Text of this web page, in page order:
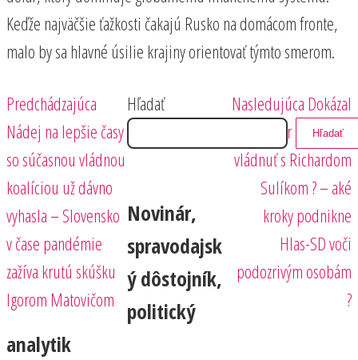
Keďže najväčšie ťažkosti čakajú Rusko na domácom fronte,
malo by sa hlavné úsilie krajiny orientovať týmto smerom.
Navigácia
v
článku
Predchádzajúci
príspevok
Predchádzajúca
Nádej na lepšie časy
so súčasnou vládnou
koalíciou už dávno
vyhasla – Slovensko
v čase pandémie
zažíva krutú skúšku
Igorom Matovičom
Nasledujúci
príspevok
Nasledujúca Dokázal
by Peter Pellegrini
vládnuť s Richardom
Sulíkom ? – aké
kroky podnikne
Hlas-SD voči
podozrivým osobám
?
Hľadať
Hľadať
Novinár,
spravodajsk
ý dôstojník,
politický
analytik